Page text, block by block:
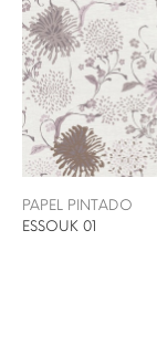
PAPEL PINTADO
ESSOUK 01